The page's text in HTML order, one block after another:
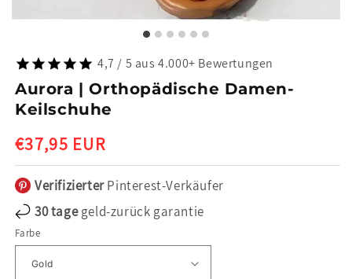
4,7 / 5 aus 4.000+ Bewertungen
Aurora | Orthopädische Damen-
Keilschuhe
Normaler
Preis
€37,95 EUR
VerifizierterPinterest-Verkäufer
30 tagegeld-zurück garantie
Farbe